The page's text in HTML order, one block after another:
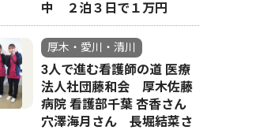
中 ２泊３日で１万円
厚木・愛川・清川
3人で進む看護師の道 医療
法人社団藤和会 厚木佐藤
病院 看護部千葉 杏香さん
穴澤海月さん 長堀結菜さ